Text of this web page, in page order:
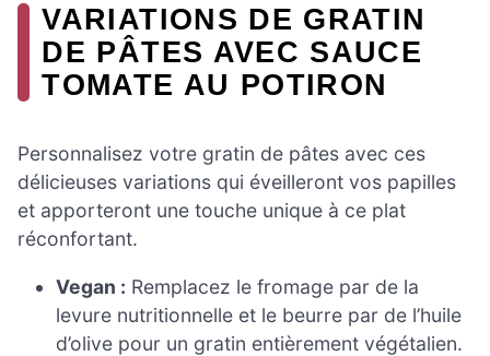
VARIATIONS DE GRATIN
DE PÂTES AVEC SAUCE
TOMATE AU POTIRON
Personnalisez votre gratin de pâtes avec ces
délicieuses variations qui éveilleront vos papilles
et apporteront une touche unique à ce plat
réconfortant.
Vegan : Remplacez le fromage par de la
levure nutritionnelle et le beurre par de l’huile
d’olive pour un gratin entièrement végétalien.